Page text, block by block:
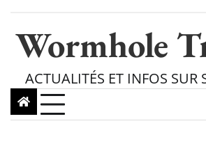
content
Wormhole
ACTUALITÉS ET INFOS SUR